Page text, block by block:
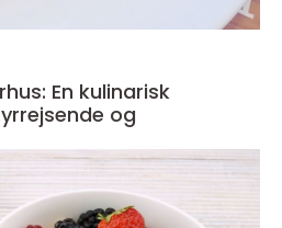
En kulinarisk
og